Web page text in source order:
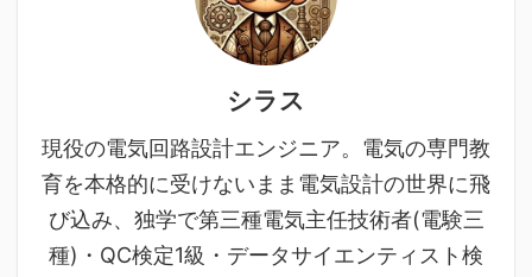
シラス
現役の電気回路設計エンジニア。電気の専門教
育を本格的に受けないまま電気設計の世界に飛
び込み、独学で第三種電気主任技術者(電験三
種)・QC検定1級・データサイエンティスト検